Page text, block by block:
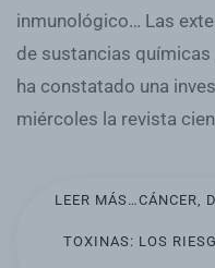
inmunológico… Las
de sustancias
ha constatado una
miércoles la revista
LEER MÁS…CÁNCER,
TOXINAS: LOS